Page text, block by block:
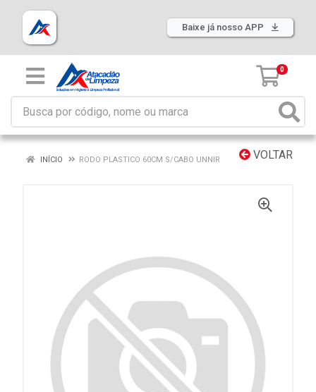
Baixe já nosso APP
0
VOLTAR
INÍCIO RODO PLASTICO 60CM S/CABO UNNIR